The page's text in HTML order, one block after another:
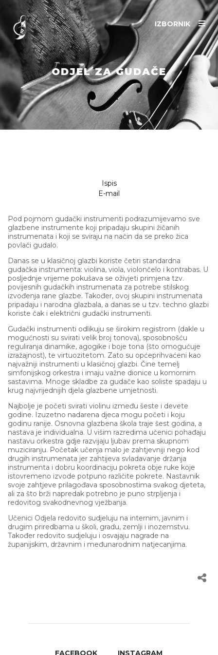
IZBORNIK
ODJEL ZA GUDAČE
Ispis
E-mail
Pod pojmom gudački instrumenti podrazumijevamo sve
glazbene instrumente koji pripadaju skupini žičanih
instrumenata i koji se sviraju na način da se preko žica
povlači gudalo.
Danas se u klasičnoj glazbi koriste četiri standardna
gudačka instrumenta: violina, viola, violončelo i kontrabas. U
posljednje vrijeme pokušava se oživjeti primjena tzv.
povijesnih gudačkih instrumenata za potrebe stilskog
izvođenja rane glazbe. Također, ovoj skupini instrumenata
pripadaju i narodna glazbala, a danas se u tzv. techno glazbi
koriste čak i električni gudački instrumenti.
Gudački instrumenti odlikuju se širokim registrom (dakle u
mogućnosti su svirati velik broj tonova), sposobnošću
reguliranja dinamike, agogike i boje tona (što omogućuje
izražajnost), te virtuozitetom. Zato su općeprihvaćeni kao
najvažniji instrumenti u klasičnoj glazbi. Čine temelj
simfonijskog orkestra i imaju važne dionice u komornim
sastavima. Mnoge skladbe za gudače kao soliste spadaju u
krug najvrijednijih djela glazbene umjetnosti.
Najbolje je početi svirati violinu između šeste i devete
godine. Izuzetno nadarena djeca mogu početi i koju
godinu ranije. Osnovna glazbena škola traje šest godina, a
nastava je individualna. U višim razredima učenici pohađaju
nastavu orkestra gdje razvijaju ljubav prema skupnom
muziciranju. Početak učenja malo je zahtjevniji nego kod
drugih instrumenata jer zahtijeva svladavanje držanja
instrumenta i dobru koordinaciju pokreta obje ruke koje
istovremeno izvode potpuno različite pokrete. Nastavnik
svoje zahtjeve prilagođava sposobnostima svakog djeteta,
ali za što brži napredak potrebno je puno strpljenja i
redovitog svakodnevnog vježbanja.
Učenici Odjela redovito sudjeluju na internim, javnim i
drugim priredbama u školi, gradu, zemlji i inozemstvu.
Također redovito sudjeluju i osvajaju nagrade na
županijskim, državnim i međunarodnim natjecanjima.
FACEBOOK INSTAGRAM